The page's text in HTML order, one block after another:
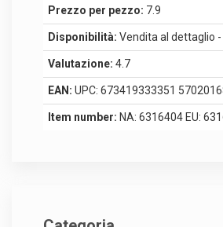
Prezzo per pezzo: 7.9
Disponibilità: Vendita al dettaglio
Valutazione: 4.7
EAN: UPC: 673419333351
Item number: NA: 6316404 EU: